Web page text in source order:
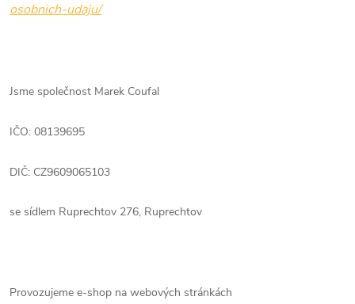
osobnich-udaju/
Jsme společnost Marek Coufal
IČO: 08139695
DIČ: CZ9609065103
se sídlem Ruprechtov 276, Ruprechtov
Provozujeme e-shop na webových stránkách